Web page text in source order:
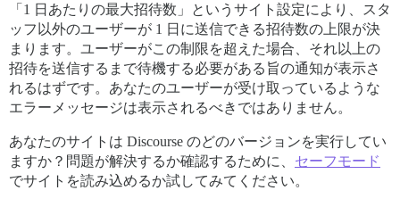
「1 日あたりの最大招待数」というサイト設定により、スタ
ッフ以外のユーザーが 1 日に送信できる招待数の上限が決
まります。ユーザーがこの制限を超えた場合、それ以上の
招待を送信するまで待機する必要がある旨の通知が表示さ
れるはずです。あなたのユーザーが受け取っているような
エラーメッセージは表示されるべきではありません。
あなたのサイトは Discourse のどのバージョンを実行してい
ますか？問題が解決するか確認するために、 セーフモード
でサイトを読み込めるか試してみてください。